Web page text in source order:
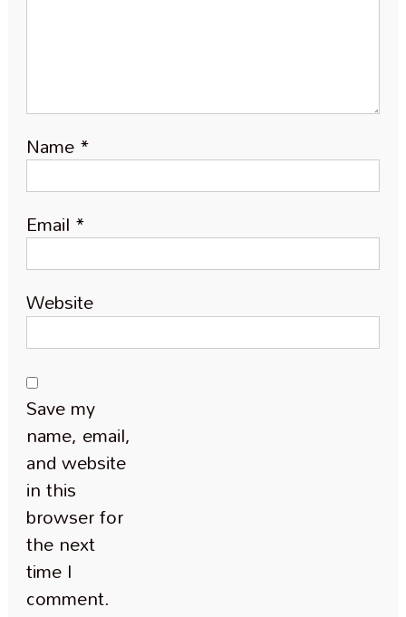
Name*
Email *
Website
Save my
name, email,
and website
in this
browser for
the next
time I
comment.